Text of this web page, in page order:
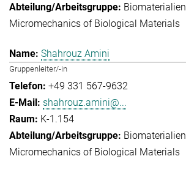
Biomaterialien
Micromechanics of Biological Materials
Shahrouz Amini
Gruppenleiter/-in
+49 331 567-9632
shahrouz.amini@...
K-1.154
Biomaterialien
Micromechanics of Biological Materials